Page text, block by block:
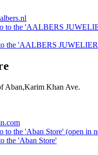
to the 'AALBERS
the 'AALBERS
Aban,Karim Khan Ave.
to the 'Aban Store' (open in
the 'Aban Store'